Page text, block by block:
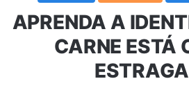
APRENDA A
CARNE ESTÁ